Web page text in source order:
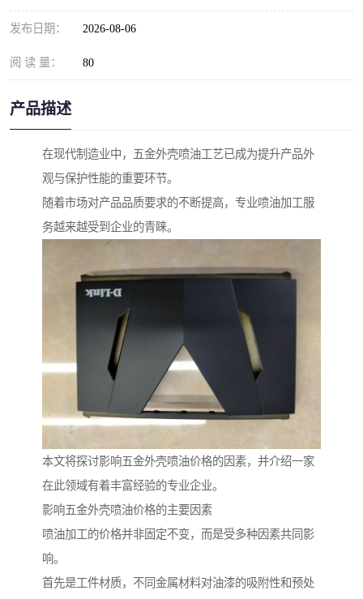
发布日期： 2026-08-06
阅 读 量： 80
产品描述
在现代制造业中，五金外壳喷油工艺已成为提升产品外
观与保护性能的重要环节。
随着市场对产品品质要求的不断提高，专业喷油加工服
务越来越受到企业的青睐。
本文将探讨影响五金外壳喷油价格的因素，并介绍一家
在此领域有着丰富经验的专业企业。
影响五金外壳喷油价格的主要因素
喷油加工的价格并非固定不变，而是受多种因素共同影
响。
首先是工件材质，不同金属材料对油漆的吸附性和预处